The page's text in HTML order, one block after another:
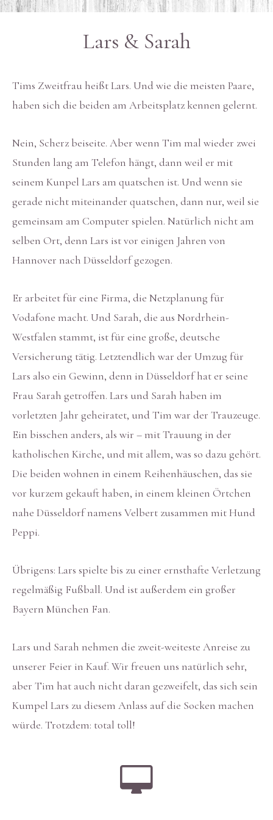
Lars & Sarah
Tims Zweitfrau heißt Lars. Und wie die meisten Paare,
haben sich die beiden am Arbeitsplatz kennen gelernt.
Nein, Scherz beiseite. Aber wenn Tim mal wieder zwei
Stunden lang am Telefon hängt, dann weil er mit
seinem Kunpel Lars am quatschen ist. Und wenn sie
gerade nicht miteinander quatschen, dann nur, weil sie
gemeinsam am Computer spielen. Natürlich nicht am
selben Ort, denn Lars ist vor einigen Jahren von
Hannover nach Düsseldorf gezogen.
Er arbeitet für eine Firma, die Netzplanung für
Vodafone macht. Und Sarah, die aus Nordrhein-
Westfalen stammt, ist für eine große, deutsche
Versicherung tätig. Letztendlich war der Umzug für
Lars also ein Gewinn, denn in Düsseldorf hat er seine
Frau Sarah getroffen. Lars und Sarah haben im
vorletzten Jahr geheiratet, und Tim war der Trauzeuge.
Ein bisschen anders, als wir – mit Trauung in der
katholischen Kirche, und mit allem, was so dazu gehört.
Die beiden wohnen in einem Reihenhäuschen, das sie
vor kurzem gekauft haben, in einem kleinen Örtchen
nahe Düsseldorf namens Velbert zusammen mit Hund
Peppi.
Übrigens: Lars spielte bis zu einer ernsthafte Verletzung
regelmäßig Fußball. Und ist außerdem ein großer
Bayern München Fan.
Lars und Sarah nehmen die zweit-weiteste Anreise zu
unserer Feier in Kauf. Wir freuen uns natürlich sehr,
aber Tim hat auch nicht daran gezweifelt, das sich sein
Kumpel Lars zu diesem Anlass auf die Socken machen
würde. Trotzdem: total toll!